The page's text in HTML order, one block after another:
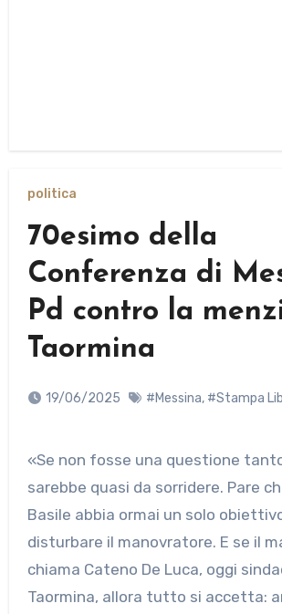
politica
70esimo della
Conferenza di
Pd contro la
Taormina
19/06/2025 #Messina, #Stampa
«Se non fosse una questione tanto seria, ci
sarebbe quasi da sorridere. Pare
Basile abbia ormai un solo
disturbare il manovratore. E se il
chiama Cateno De Luca, oggi
Taormina, allora tutto si accetta: